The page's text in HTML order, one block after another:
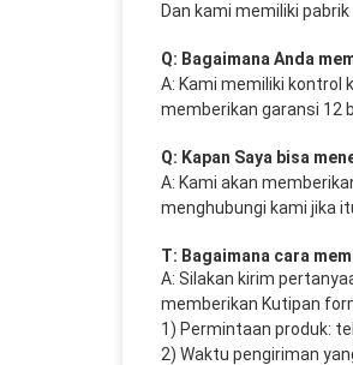
Dan kami memiliki
Q: Bagaimana Anda
A: Kami memiliki kontrol
memberikan garansi 12
Q: Kapan Saya bisa
A: Kami akan
menghubungi kami jika
T: Bagaimana cara
A: Silakan kirim
memberikan Kutipan
1) Permintaan produk:
2) Waktu pengiriman